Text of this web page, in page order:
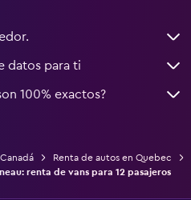
datos para ti
100% exactos?
Renta de autos en Quebec
renta de vans para 12 pasajeros